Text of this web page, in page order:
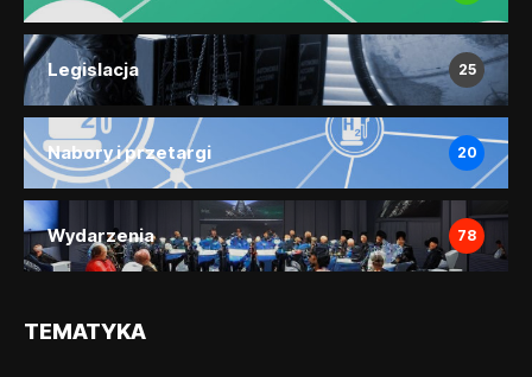
Legislacja 25
Nabory i przetargi 20
Wydarzenia 78
TEMATYKA